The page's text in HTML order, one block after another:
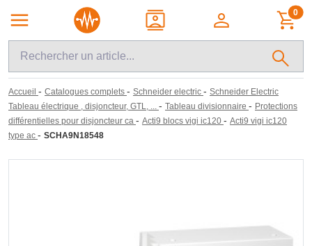
0
Accueil - Catalogues complets - Schneider electric - Schneider Electric
Tableau électrique , disjoncteur, GTL, ... - Tableau divisionnaire - Protections
différentielles pour disjoncteur ca - Acti9 blocs vigi ic120 - Acti9 vigi ic120
type ac - SCHA9N18548